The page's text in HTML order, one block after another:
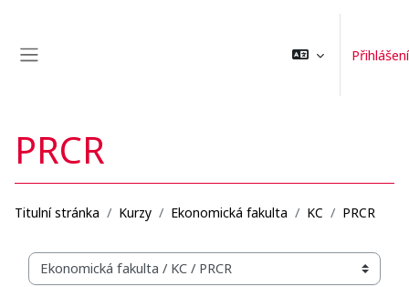
Přihlášení
PRCR
Titulní stránka Kurzy Ekonomická fakulta KC PRCR
Organizační struktura kurzů